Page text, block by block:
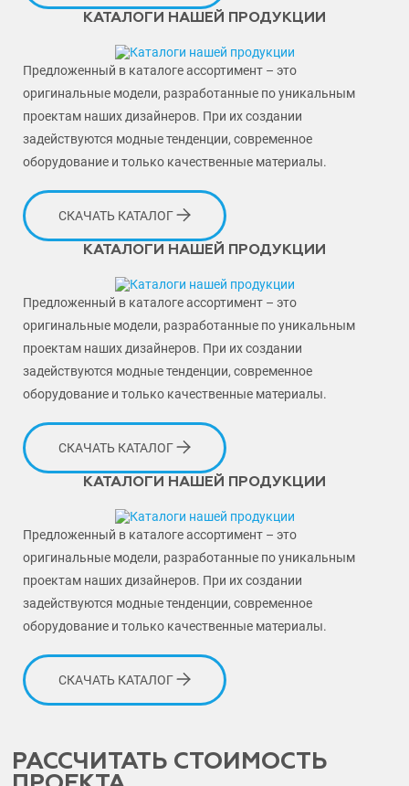
КАТАЛОГИ НАШЕЙ ПРОДУКЦИИ
Предложенный в каталоге ассортимент – это
оригинальные модели, разработанные по уникальным
проектам наших дизайнеров. При их создании
задействуются модные тенденции, современное
оборудование и только качественные материалы.
СКАЧАТЬ КАТАЛОГ
КАТАЛОГИ НАШЕЙ ПРОДУКЦИИ
Предложенный в каталоге ассортимент – это
оригинальные модели, разработанные по уникальным
проектам наших дизайнеров. При их создании
задействуются модные тенденции, современное
оборудование и только качественные материалы.
СКАЧАТЬ КАТАЛОГ
КАТАЛОГИ НАШЕЙ ПРОДУКЦИИ
Предложенный в каталоге ассортимент – это
оригинальные модели, разработанные по уникальным
проектам наших дизайнеров. При их создании
задействуются модные тенденции, современное
оборудование и только качественные материалы.
СКАЧАТЬ КАТАЛОГ
РАССЧИТАТЬ СТОИМОСТЬ